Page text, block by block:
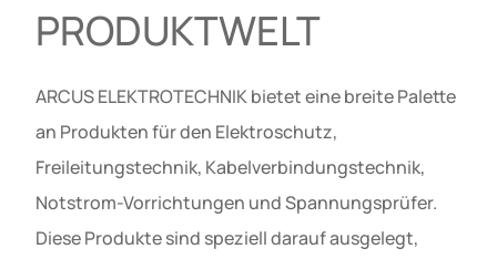
PRODUKTWELT
ARCUS ELEKTROTECHNIK bietet eine breite Palette
an Produkten für den Elektroschutz,
Freileitungstechnik, Kabelverbindungstechnik,
Notstrom-Vorrichtungen und Spannungsprüfer.
Diese Produkte sind speziell darauf ausgelegt,